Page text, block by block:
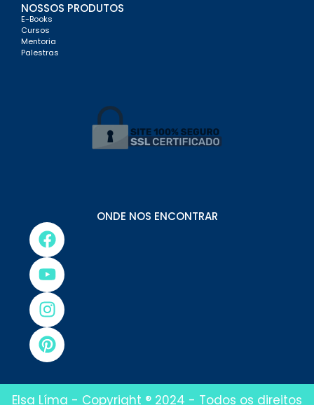
NOSSOS PRODUTOS
E-Books
Cursos
Mentoria
Palestras
ONDE NOS ENCONTRAR
Elsa Líma - Copyright ® 2024 - Todos os direitos